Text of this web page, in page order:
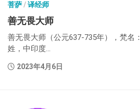
菩萨/译经师
善无畏大师
善无畏大师（公元637-735年），梵名
姓，中印度...
2023年4月6日